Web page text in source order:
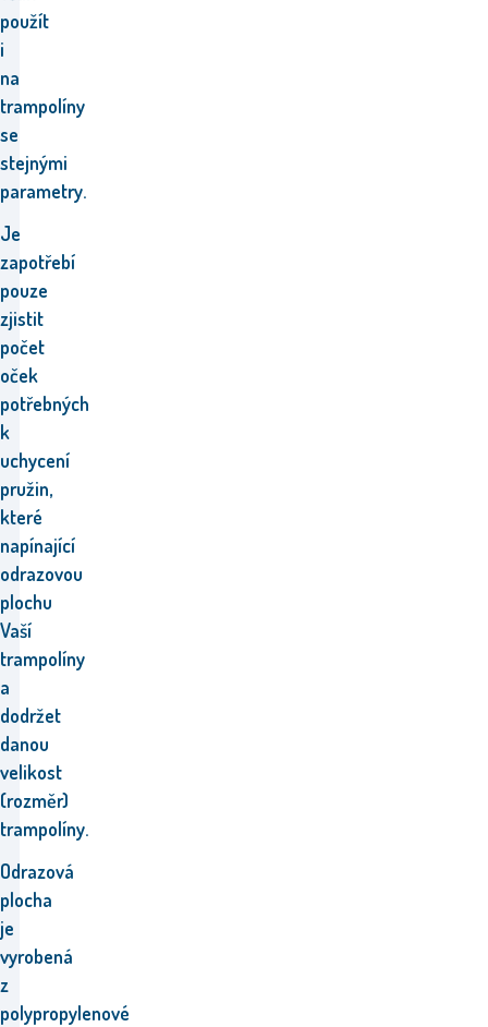
použít
i
na
trampolíny
se
stejnými
parametry.
Je
zapotřebí
pouze
zjistit
počet
oček
potřebných
k
uchycení
pružin,
které
napínající
odrazovou
plochu
Vaší
trampolíny
a
dodržet
danou
velikost
(rozměr)
trampolíny.
Odrazová
plocha
je
vyrobená
z
polypropylenové